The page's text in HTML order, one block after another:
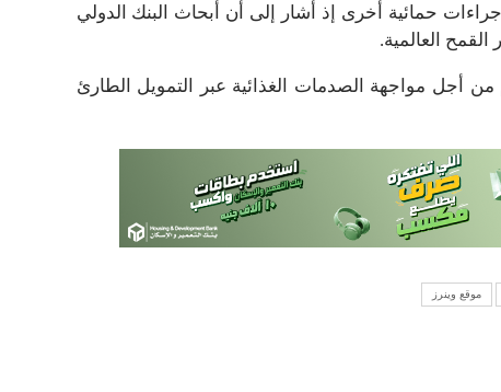
حمائية أخرى إذ أشار إلى أن أبحاث البنك الدولي
أجل مواجهة الصدمات الغذائية عبر التمويل الطارئ
موقع وينرز